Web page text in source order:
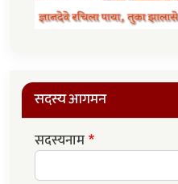
सदस्य आगमन
सदस्यनाम